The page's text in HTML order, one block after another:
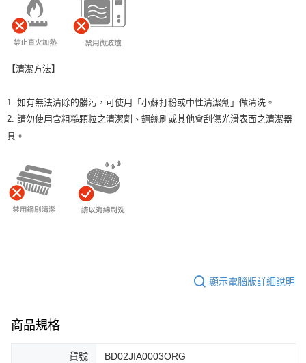
【清潔方法】
1. 如有無法清除的髒污，可使用「小蘇打粉或中性清潔劑」做清洗。
2. 請勿使用含粗糙顆粒之清潔劑、鋼絲刷或其他會刮傷光滑表面之清潔器
具。
顯示電腦版詳細說明
商品規格
貨號 BD02JIA0003ORG